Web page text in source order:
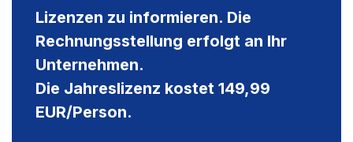
Lizenzen zu informieren. Die
Rechnungsstellung erfolgt an Ihr
Unternehmen.
Die Jahreslizenz kostet 149,99
EUR/Person.